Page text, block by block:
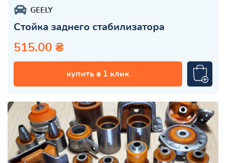
GEELY
Стойка заднего стабилизатора
515.00 ₴
купить в 1 клик